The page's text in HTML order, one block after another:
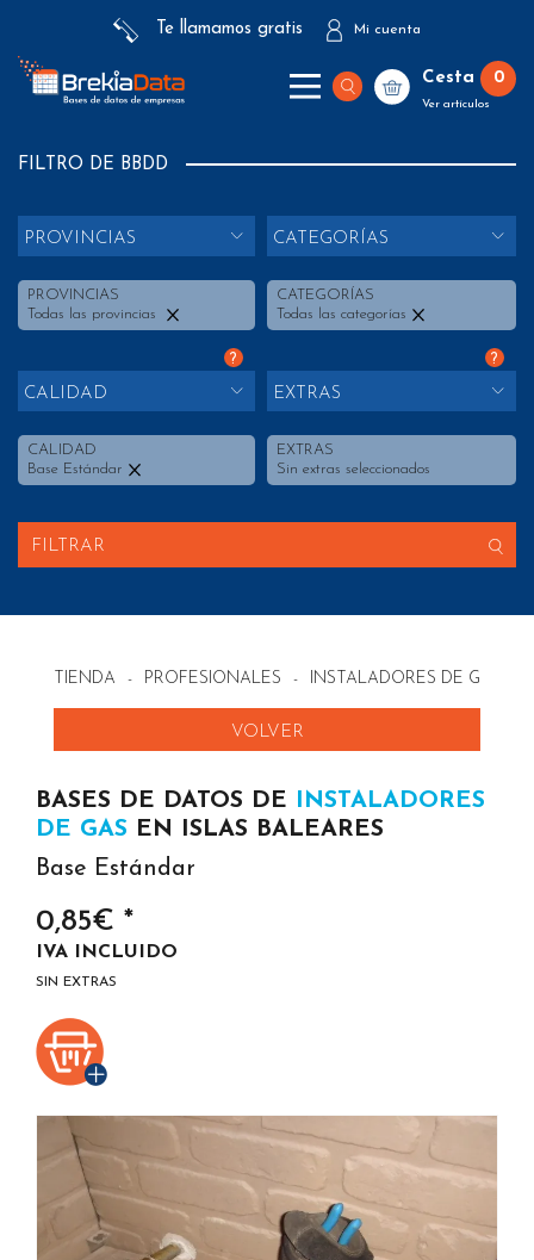
Te llamamos gratis Mi cuenta
Cesta 0
Ver artículos
FILTRO DE BBDD
PROVINCIAS
PROVINCIAS
Todas las provincias
CATEGORÍAS
CATEGORÍAS
Todas las categorías
?
CALIDAD
CALIDAD
Base Estándar
?
EXTRAS
EXTRAS
Sin extras seleccionados
FILTRAR
TIENDA - PROFESIONALES - INSTALADORES DE GAS
VOLVER
BASES DE DATOS DE INSTALADORES
DE GAS EN ISLAS BALEARES
Base Estándar
0,85€ *
IVA INCLUIDO
SIN EXTRAS